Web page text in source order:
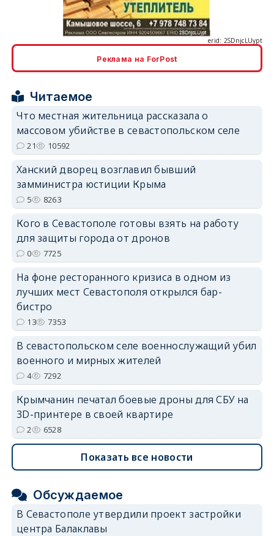
Реклама на ForPost
Читаемое
Что местная жительница рассказала о
массовом убийстве в севастопольском селе
21 10592
Ханский дворец возглавил бывший
замминистра юстиции Крыма
5 8263
Кого в Севастополе готовы взять на работу
для защиты города от дронов
0 7725
На фоне ресторанного кризиса в одном из
лучших мест Севастополя открылся бар-
бистро
13 7353
В севастопольском селе военнослужащий убил
военного и мирных жителей
4 7292
Крымчанин печатал боевые дроны для СБУ на
3D-принтере в своей квартире
2 6528
Показать все новости
Обсуждаемое
В Севастополе утвердили проект застройки
центра Балаклавы